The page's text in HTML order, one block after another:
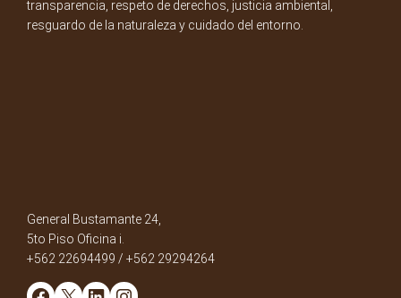
transparencia, respeto de derechos, justicia ambiental,
resguardo de la naturaleza y cuidado del entorno.
General Bustamante 24,
5to Piso Oficina i.
+562 22694499 / +562 29294264